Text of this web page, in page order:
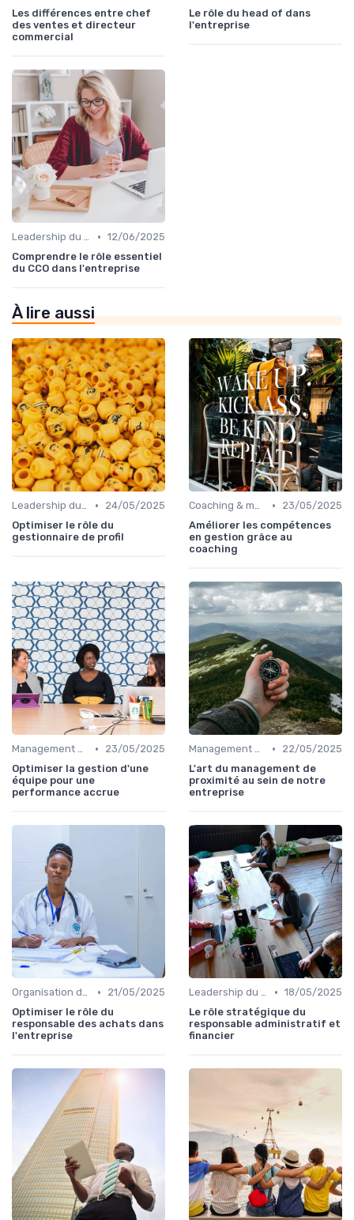
Les différences entre chef
des ventes et directeur
commercial​
Le rôle du head of dans
l'entreprise
Leadership du directeur commercial • 12/06/2025
Comprendre le rôle essentiel
du CCO dans l'entreprise
À lire aussi
Leadership du directeur commercial •
24/05/2025
Optimiser le rôle du
gestionnaire de profil
Coaching & montée en compétences sales •
23/05/2025
Améliorer les compétences
en gestion grâce au
coaching
Management des équipes commerciales •
23/05/2025
Optimiser la gestion d'une
équipe pour une
performance accrue
Management des équipes commerciales •
22/05/2025
L'art du management de
proximité au sein de notre
entreprise
Organisation des forces de vente •
21/05/2025
Optimiser le rôle du
responsable des achats dans
l'entreprise
Leadership du directeur commercial • 18/05/2025
Le rôle stratégique du
responsable administratif et
financier